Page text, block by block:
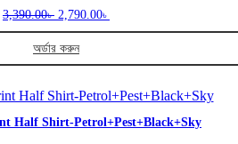
The
options
be
on
the
product
3,390.00৳ Original
price
was:
3,390.00৳ .
2,790.00৳
price
2,790.00৳ .
অর্ডার করুন
product
has
multiple
Half Shirt-Petrol+Pest+Black+Sky